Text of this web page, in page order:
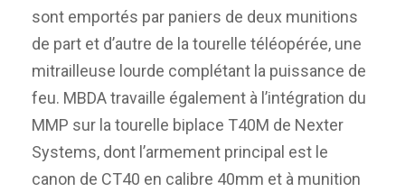
sont emportés par paniers de deux munitions
de part et d’autre de la tourelle téléopérée, une
mitrailleuse lourde complétant la puissance de
feu. MBDA travaille également à l’intégration du
MMP sur la tourelle biplace T40M de Nexter
Systems, dont l’armement principal est le
canon de CT40 en calibre 40mm et à munition